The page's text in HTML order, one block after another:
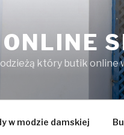
który butik online
w modzie damskiej